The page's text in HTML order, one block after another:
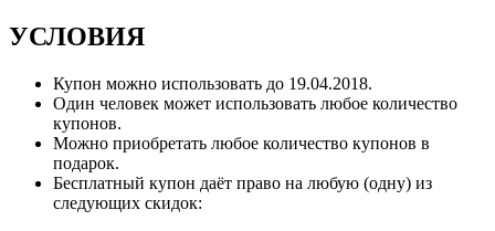
УСЛОВИЯ
Купон можно использовать до 19.04.2018.
Один человек может использовать любое количество
купонов.
Можно приобретать любое количество купонов в
подарок.
Бесплатный купон даёт право на любую (одну) из
следующих скидок: